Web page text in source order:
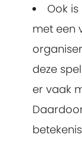
Ook
met een
deze
er vaak